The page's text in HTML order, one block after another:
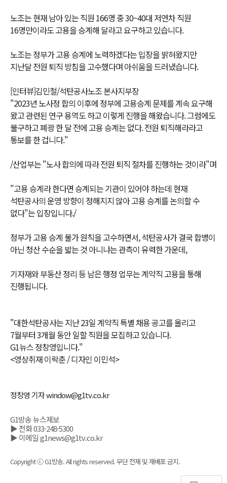
노조는 현재 남아 있는 직원 166명 중 30~40대 저연차 직원
16명만이라도 고용을 승계해 달라고 요구하고 있습니다.
노조는 정부가 고용 승계에 노력하겠다는 입장을 밝혀왔지만
지난달 전원 퇴직 방침을 고수했다며 아쉬움을 드러냈습니다.
[인터뷰]김민철/석탄공사노조 본사지부장
"2023년 노사정 합의 이후에 정부에 고용승계 문제를 계속 요구해
왔고 관련된 연구 용역도 하고 이렇게 진행을 해왔습니다. 그럼에도
불구하고 폐광 한 달 전에 고용 승계는 없다. 전원 퇴직해라라고
통보를 한 겁니다."
/산업부는 "노사 합의에 따라 전원 퇴직 절차를 진행하는 것이라"며
"고용 승계라 한다면 승계되는 기관이 있어야 하는데 현재
석탄공사의 운영 방향이 정해지지 않아 고용 승계를 논의할 수
없다"는 입장입니다./
정부가 고용 승계 불가 원칙을 고수하면서, 석탄공사가 결국 합병이
아닌 청산 수순을 밟는 것 아니냐는 관측이 유력한 가운데,
기자재와 부동산 정리 등 남은 행정 업무는 계약직 고용을 통해
진행됩니다.
"대한석탄공사는 지난 23일 계약직 특별 채용 공고를 올리고
7월부터 3개월 동안 일할 직원을 모집하고 있습니다.
G1뉴스 정창영입니다."
<영상취재 이락춘 / 디자인 이민석>
정창영 기자 window@g1tv.co.kr
G1방송 뉴스제보
▶ 전화 033-248-5300
▶ 이메일 g1news@g1tv.co.kr
Copyright ⓒ G1방송. All rights reserved. 무단 전재 및 재배포 금지.